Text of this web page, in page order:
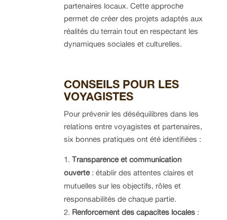
partenaires locaux. Cette approche
permet de créer des projets adaptés aux
réalités du terrain tout en respectant les
dynamiques sociales et culturelles.
CONSEILS POUR LES
VOYAGISTES
Pour prévenir les déséquilibres dans les
relations entre voyagistes et partenaires,
six bonnes pratiques ont été identifiées :
Transparence et communication
ouverte: établir des attentes claires et
mutuelles sur les objectifs, rôles et
responsabilités de chaque partie.
Renforcement des capacités locales: